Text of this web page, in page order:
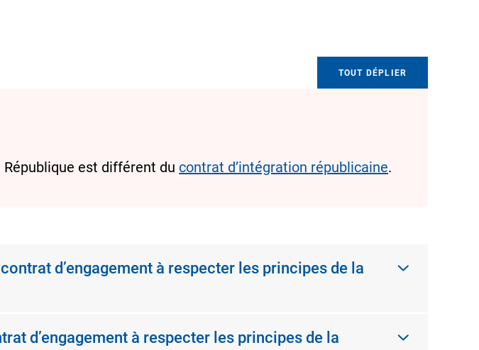
TOUT DÉPLIER
est différent du contrat d’intégration républicaine.
d’engagement à respecter les principes de la
d’engagement à respecter les principes de la